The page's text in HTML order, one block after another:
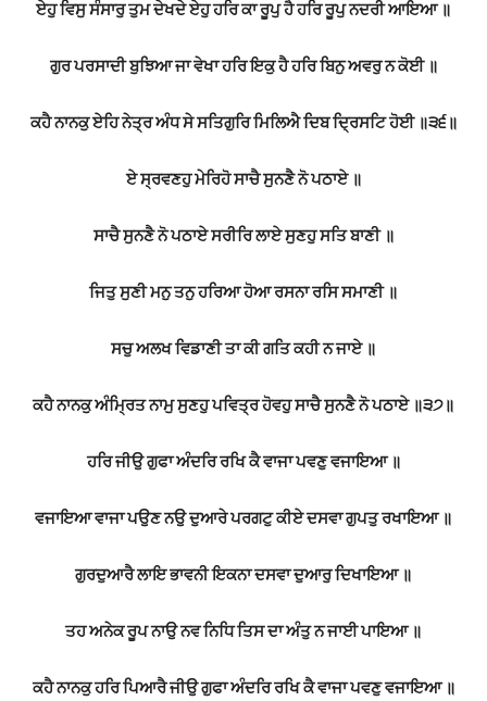
ਏਹੁ ਵਿਸੁ ਸੰਸਾਰੁ ਤੁਮ ਦੇਖਦੇ ਏਹੁ ਹਰਿ ਕਾ ਰੂਪੁ ਹੈ ਹਰਿ ਰੂਪੁ ਨਦਰੀ ਆਇਆ ॥
ਗੁਰ ਪਰਸਾਦੀ ਬੁਝਿਆ ਜਾ ਵੇਖਾ ਹਰਿ ਇਕੁ ਹੈ ਹਰਿ ਬਿਨੁ ਅਵਰੁ ਨ ਕੋਈ ॥
ਕਹੈ ਨਾਨਕੁ ਏਹਿ ਨੇਤ੍ਰ ਅੰਧ ਸੇ ਸਤਿਗੁਰਿ ਮਿਲਿਐ ਦਿਬ ਦ੍ਰਿਸਟਿ ਹੋਈ ॥੩੬॥
ਏ ਸ੍ਰਵਣਹੁ ਮੇਰਿਹੋ ਸਾਚੈ ਸੁਨਣੈ ਨੋ ਪਠਾਏ ॥
ਸਾਚੈ ਸੁਨਣੈ ਨੋ ਪਠਾਏ ਸਰੀਰਿ ਲਾਏ ਸੁਣਹੁ ਸਤਿ ਬਾਣੀ ॥
ਜਿਤੁ ਸੁਣੀ ਮਨੁ ਤਨੁ ਹਰਿਆ ਹੋਆ ਰਸਨਾ ਰਸਿ ਸਮਾਣੀ ॥
ਸਚੁ ਅਲਖ ਵਿਡਾਣੀ ਤਾ ਕੀ ਗਤਿ ਕਹੀ ਨ ਜਾਏ ॥
ਕਹੈ ਨਾਨਕੁ ਅੰਮ੍ਰਿਤ ਨਾਮੁ ਸੁਣਹੁ ਪਵਿਤ੍ਰ ਹੋਵਹੁ ਸਾਚੈ ਸੁਨਣੈ ਨੋ ਪਠਾਏ ॥੩੭॥
ਹਰਿ ਜੀਉ ਗੁਫਾ ਅੰਦਰਿ ਰਖਿ ਕੈ ਵਾਜਾ ਪਵਣੁ ਵਜਾਇਆ ॥
ਵਜਾਇਆ ਵਾਜਾ ਪਉਣ ਨਉ ਦੁਆਰੇ ਪਰਗਟੁ ਕੀਏ ਦਸਵਾ ਗੁਪਤੁ ਰਖਾਇਆ ॥
ਗੁਰਦੁਆਰੈ ਲਾਇ ਭਾਵਨੀ ਇਕਨਾ ਦਸਵਾ ਦੁਆਰੁ ਦਿਖਾਇਆ ॥
ਤਹ ਅਨੇਕ ਰੂਪ ਨਾਉ ਨਵ ਨਿਧਿ ਤਿਸ ਦਾ ਅੰਤੁ ਨ ਜਾਈ ਪਾਇਆ ॥
ਕਹੈ ਨਾਨਕੁ ਹਰਿ ਪਿਆਰੈ ਜੀਉ ਗੁਫਾ ਅੰਦਰਿ ਰਖਿ ਕੈ ਵਾਜਾ ਪਵਣੁ ਵਜਾਇਆ ॥